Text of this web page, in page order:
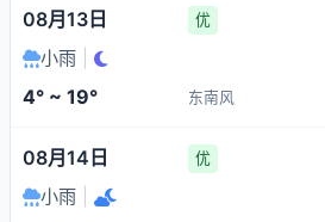
08月13日 优
小雨
4° ~ 19° 东南风
08月14日 优
小雨